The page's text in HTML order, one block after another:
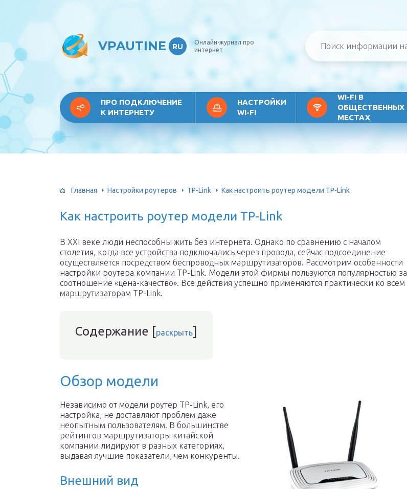
VPAUTINE RU
Онлайн-журнал про
интернет
ПРО ПОДКЛЮЧЕНИЕ
К ИНТЕРНЕТУ
НАСТРОЙКИ
WI-FI
WI-FI В
ОБЩЕСТВЕННЫХ
МЕСТАХ
Главная Настройки роутеров TP-Link Как настроить роутер модели TP-Link
Как настроить роутер модели TP-Link
В XXI веке люди неспособны жить без интернета. Однако по сравнению с началом
столетия, когда все устройства подключались через провода, сейчас подсоединение
осуществляется посредством беспроводных маршрутизаторов. Рассмотрим особенности
настройки роутера компании TP-Link. Модели этой фирмы пользуются популярностью за
соотношение «цена-качество». Все действия успешно применяются практически ко всем
маршрутизаторам TP-Link.
Содержание [раскрыть]
Обзор модели
Независимо от модели роутер TP-Link, его
настройка, не доставляют проблем даже
неопытным пользователям. В большинстве
рейтингов маршрутизаторы китайской
компании лидируют в разных категориях,
выдавая лучшие показатели, чем конкуренты.
Внешний вид